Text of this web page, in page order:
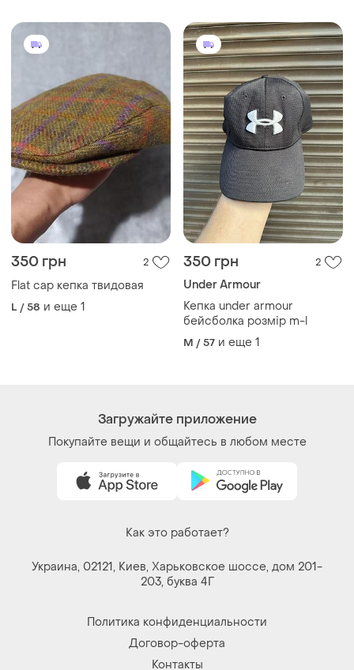
350 грн 2
Flat cap кепка твидовая
L / 58 и еще 1
350 грн 2
Under Armour
Кепка under armour
бейсболка розмір m-l
M / 57 и еще 1
Загружайте приложение
Покупайте вещи и общайтесь в любом месте
Как это работает?
Украина, 02121, Киев, Харьковское шоссе, дом 201-
203, буква 4Г
Политика конфиденциальности
Договор-оферта
Контакты